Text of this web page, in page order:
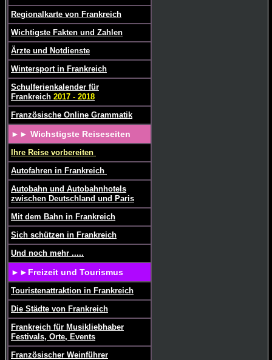
Regionalkarte von Frankreich
Wichtigste Fakten und Zahlen
Ärzte und Notdienste
Wintersport in Frankreich
Schulferienkalender für
Frankreich 2017 - 2018
Französische Online Grammatik
►► Wichstigste Reiseseiten
Ihre Reise vorbereiten
Autofahren in Frankreich
Autobahn und Autobahnhotels
zwischen Deutschland und Paris
Mit dem Bahn in Frankreich
Sich schützen in Frankreich
Und noch mehr .....
►►Freizeit und Tourismus
Touristenattraktion in Frankreich
Die Städte von Frankreich
Frankreich für Musikliebhaber
Festivals, Orte, Events
Französischer Weinführer